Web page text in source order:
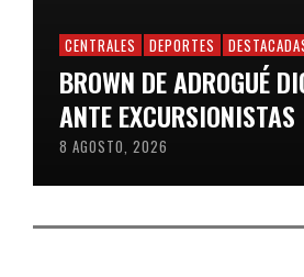
CENTRALES DEPORTES
BROWN DE ADROGUÉ
ANTE EXCURSIONISTAS
8 AGOSTO, 2026